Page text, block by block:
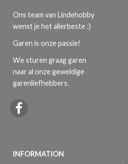
Ons team van Lindehobby
wenst je het allerbeste :)
Garen is onze passie!
We sturen graag garen
naar al onze geweldige
garenliefhebbers.
INFORMATION